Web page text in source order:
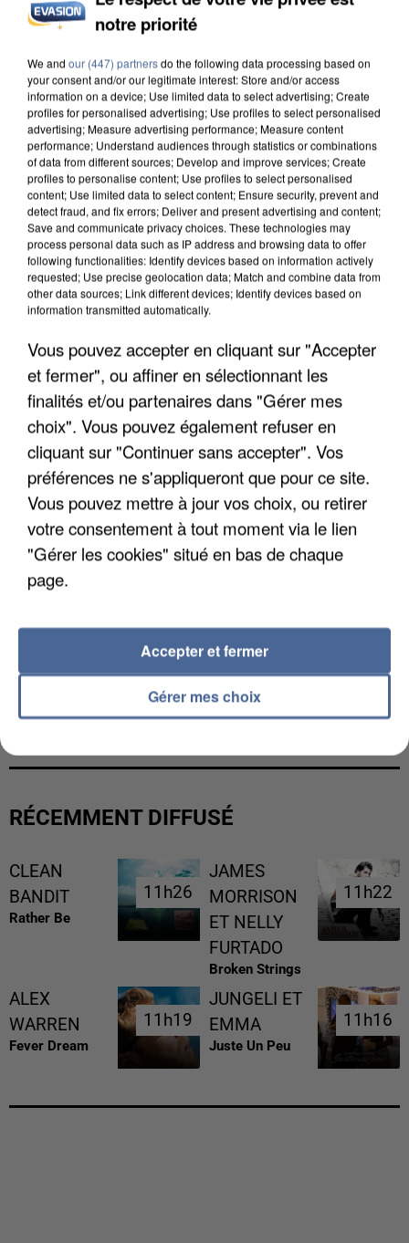
DE SOLIDARITÉ AVEC LES...
APRÈS TOUTES CES CANICULES, LES REFUGES
DE FAUNE SAUVAGE SONT...
L’UN DES FONDATEURS SUPPOSÉS DE LA DZ
MAFIA INTERPELLÉ EN ALGÉRIE
RÉCEMMENT DIFFUSÉ
CLEAN
BANDIT
Rather Be
11h26
11h26
JAMES
MORRISON
ET NELLY
FURTADO
Broken Strings
11h22
11h22
ALEX
WARREN
Fever Dream
11h19
11h19
JUNGELI ET
EMMA
Juste Un Peu
11h16
11h16
notre priorité
We and our (447) partnersdo the following data processing based on
your consent and/or our legitimate interest: Store and/or access
information on a device; Use limited data to select advertising; Create
profiles for personalised advertising; Use profiles to select personalised
advertising; Measure advertising performance; Measure content
performance; Understand audiences through statistics or combinations
of data from different sources; Develop and improve services; Create
profiles to personalise content; Use profiles to select personalised
content; Use limited data to select content; Ensure security, prevent and
detect fraud, and fix errors; Deliver and present advertising and content;
Save and communicate privacy choices. These technologies may
process personal data such as IP address and browsing data to offer
following functionalities: Identify devices based on information actively
requested; Use precise geolocation data; Match and combine data from
other data sources; Link different devices; Identify devices based on
information transmitted automatically.
Vous pouvez accepter en cliquant sur "Accepter
et fermer", ou affiner en sélectionnant les
finalités et/ou partenaires dans "Gérer mes
choix". Vous pouvez également refuser en
cliquant sur "Continuer sans accepter". Vos
préférences ne s'appliqueront que pour ce site.
Vous pouvez mettre à jour vos choix, ou retirer
votre consentement à tout moment via le lien
"Gérer les cookies" situé en bas de chaque
page.
Gérer mes choix
Accepter et fermer